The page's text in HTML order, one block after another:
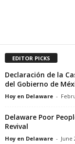
EDITOR PICKS
Declaración de la
del Gobierno de
Hoy en Delaware -
Delaware Poor
Revival
Hoy en Delaware - June